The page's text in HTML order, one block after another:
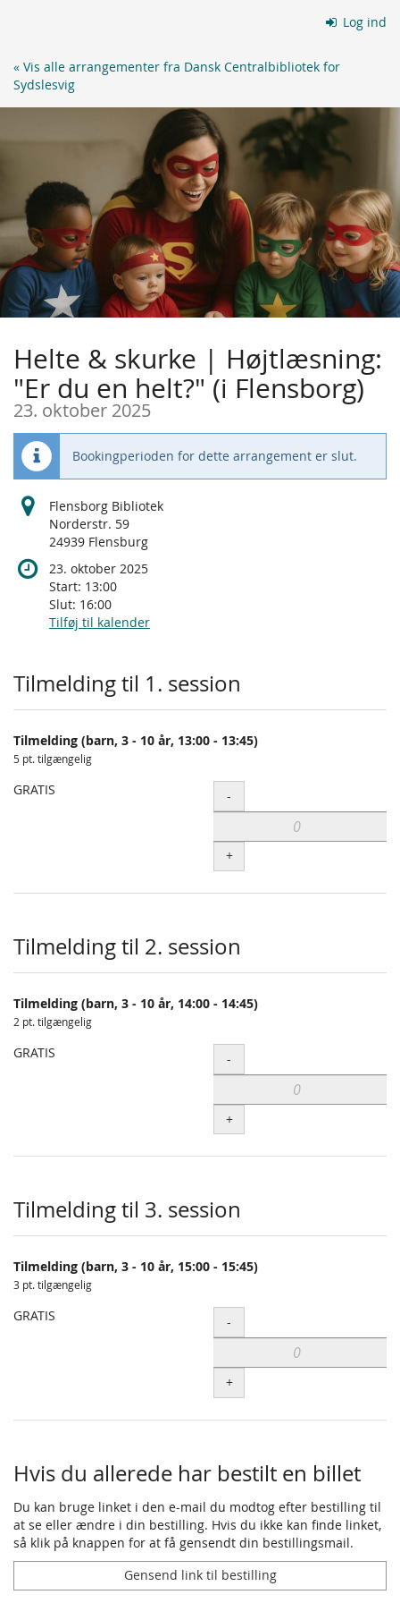
Log ind
« Vis alle arrangementer fra Dansk Centralbibliotek for
Sydslesvig
Helte & skurke | Højtlæsning:
"Er du en helt?" (i Flensborg)
23. oktober 2025
Bookingperioden for dette arrangement er slut.
Flensborg Bibliotek
Norderstr. 59
24939 Flensburg
23. oktober 2025
Start: 13:00
Slut: 16:00
Tilføj til kalender
Produkter
Tilmelding til 1. session
Tilmelding (barn, 3 - 10 år, 13:00 - 13:45)
5 pt. tilgængelig
GRATIS Antal
-
+
Tilmelding til 2. session
Tilmelding (barn, 3 - 10 år, 14:00 - 14:45)
2 pt. tilgængelig
GRATIS Antal
-
+
Tilmelding til 3. session
Tilmelding (barn, 3 - 10 år, 15:00 - 15:45)
3 pt. tilgængelig
GRATIS Antal
-
+
Hvis du allerede har bestilt en billet
Du kan bruge linket i den e-mail du modtog efter bestilling til
at se eller ændre i din bestilling. Hvis du ikke kan finde linket,
så klik på knappen for at få gensendt din bestillingsmail.
Gensend link til bestilling